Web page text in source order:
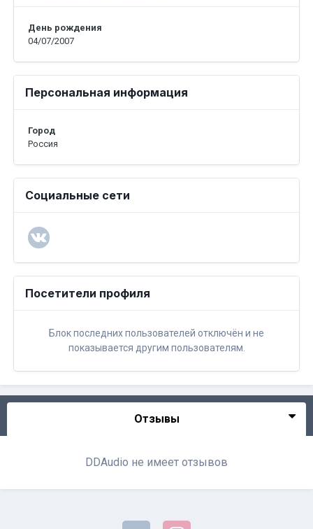
День рождения
04/07/2007
Персональная информация
Город
Россия
Социальные сети
Посетители профиля
Блок последних пользователей отключён и не
показывается другим пользователям.
Отзывы
DDAudio не имеет отзывов